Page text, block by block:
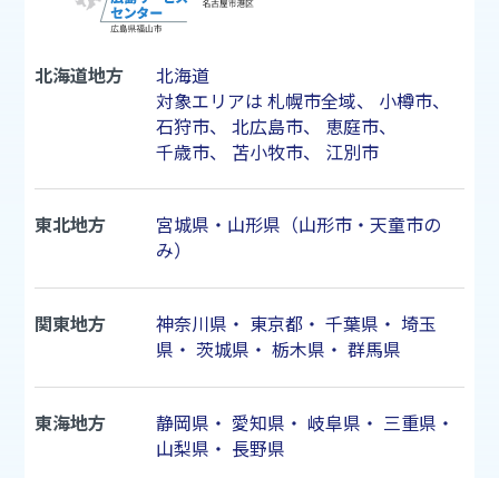
北海道地方
北海道
対象エリアは 札幌市全域、 小樽市、
石狩市、 北広島市、 恵庭市、
千歳市、 苫小牧市、 江別市
東北地方
宮城県・山形県（山形市・天童市の
み）
関東地方 神奈川県 ・ 東京都・ 千葉県 ・ 埼玉
県 ・ 茨城県 ・ 栃木県 ・ 群馬県
東海地方 静岡県 ・ 愛知県 ・ 岐阜県 ・ 三重県 ・
山梨県 ・ 長野県